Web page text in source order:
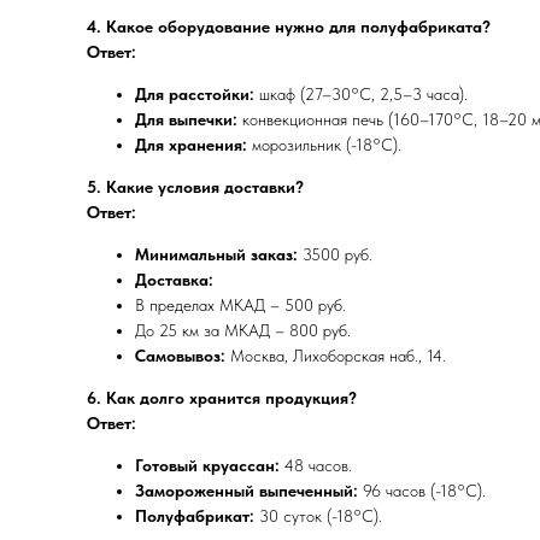
4. Какое оборудование нужно для полуфабриката?
Ответ:
Для расстойки: шкаф (27–30°C, 2,5–3 часа).
Для выпечки: конвекционная печь (160–170°C, 18–20
Для хранения: морозильник (-18°C).
5. Какие условия доставки?
Ответ:
Минимальный заказ: 3500 руб.
Доставка:
В пределах МКАД – 500 руб.
До 25 км за МКАД – 800 руб.
Самовывоз: Москва, Лихоборская наб., 14.
6. Как долго хранится продукция?
Ответ:
Готовый круассан: 48 часов.
Замороженный выпеченный: 96 часов (-18°C).
Полуфабрикат: 30 суток (-18°C).